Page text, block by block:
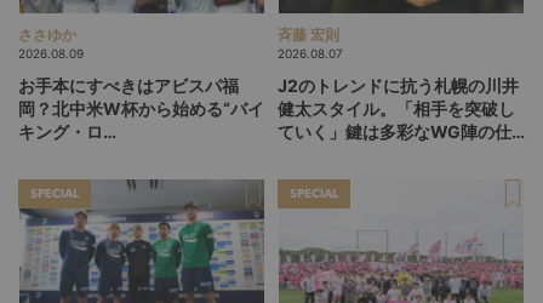
ささゆか
2026.08.09
お手本にすべきはアビスパ福
岡？北中米W杯から始める“バイ
キング・ロ
探す旅
斉藤 宏則
2026.08.07
J2のトレンドに抗う札幌の川井
健太スタイル。「相手を突破し
ていく」鍵は多彩なWG陣の仕
SPECIAL SPECIAL